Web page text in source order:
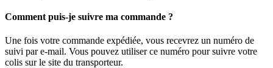
Comment puis-je suivre ma commande ?
Une fois votre commande expédiée, vous recevrez un numéro de
suivi par e-mail. Vous pouvez utiliser ce numéro pour suivre votre
colis sur le site du transporteur.